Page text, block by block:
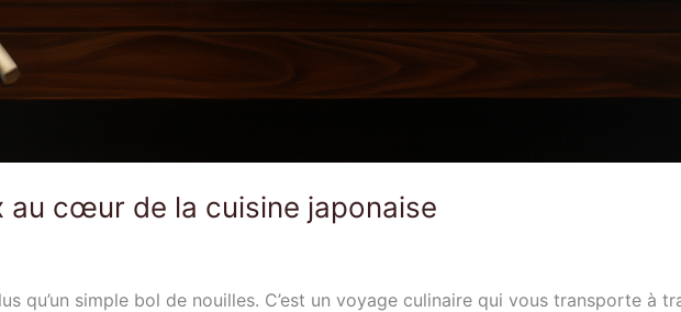
au cœur de la cuisine japonaise
qu’un simple bol de nouilles. C’est un voyage culinaire qui vous transporte à